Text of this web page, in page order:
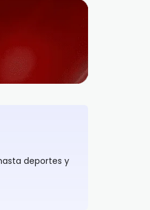
deportes y